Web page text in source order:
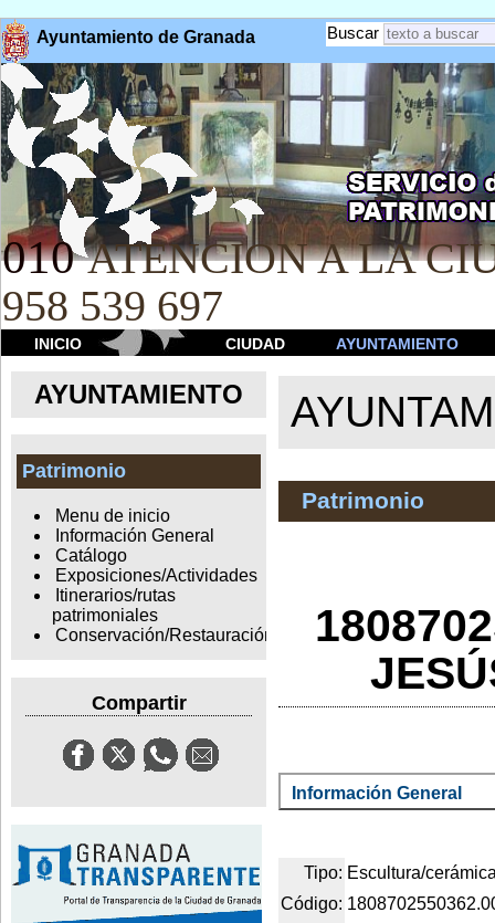
Ayuntamiento de Granada Buscar
010 ATENCION A LA
958 539 697
INICIO CIUDAD AYUNTAMIENTO
AYUNTAMIENTO
Patrimonio
Menu de inicio
Información General
Catálogo
Exposiciones/Actividades
Itinerarios/rutas
patrimoniales
Conservación/Restauración
Compartir
Patrimonio
Información General
Tipo: Escultura/
Código: